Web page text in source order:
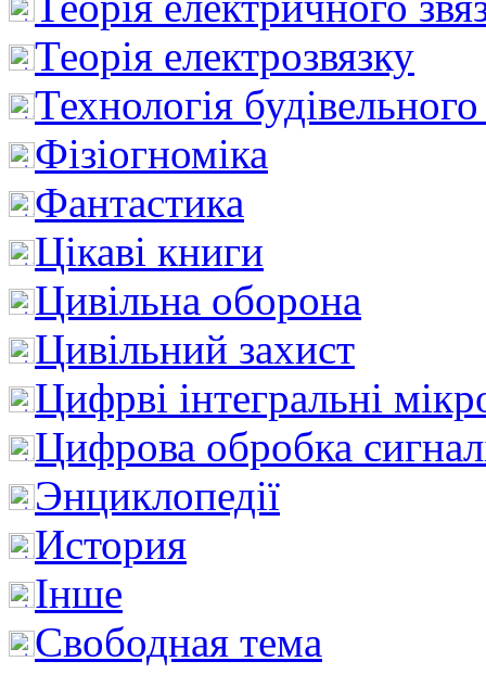
Теорія електрозвязку
Технологія
Фізіогноміка
Фантастика
Цікаві книги
Цивільна оборона
Цивільний захист
Цифрві інтегральні
Цифрова обробка
Энциклопедії
История
Інше
Свободная тема